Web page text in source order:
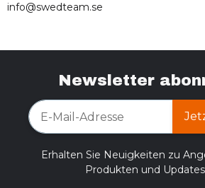
info@swedteam.se
Newsletter
Erhalten Sie Neuigkeiten zu
Produkten und